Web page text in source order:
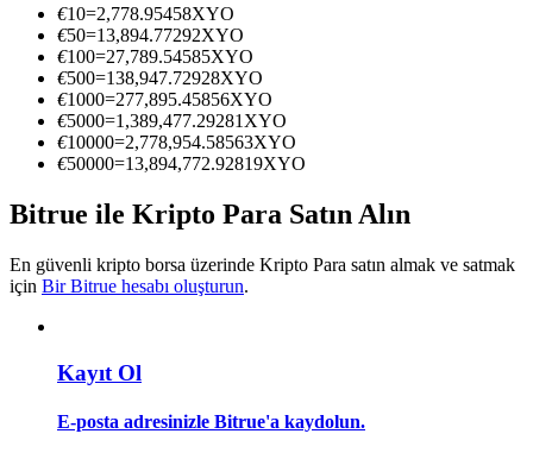
Kâr paylaşımı ve kopya ticaret komisyonlarının tadını çıkarın
Bilgi
Ticaret bilgileri vb. dahil olmak üzere büyük veri analizi.
€10=2,778.95458XYO
€50=13,894.77292XYO
€100=27,789.54585XYO
€500=138,947.72928XYO
€1000=277,895.45856XYO
€5000=1,389,477.29281 XYO
€10000=2,778,954.58563XYO
€50000=13,894,772.92819XYO
Bitrue ile Kripto Para Satın Alın
En güvenli kripto borsa üzerinde Kripto Para satın almak ve satmak
için Bir Bitrue hesabı oluşturun.
Kayıt Ol
E-posta adresinizle Bitrue'a kaydolun.